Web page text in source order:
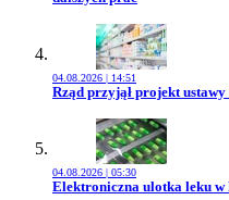
04.08.2026 | 14:51
Przejdź do artykułu:
Rząd przyjął projekt
04.08.2026 | 05:30
Przejdź do artykułu:
Elektroniczna ulotka leku w